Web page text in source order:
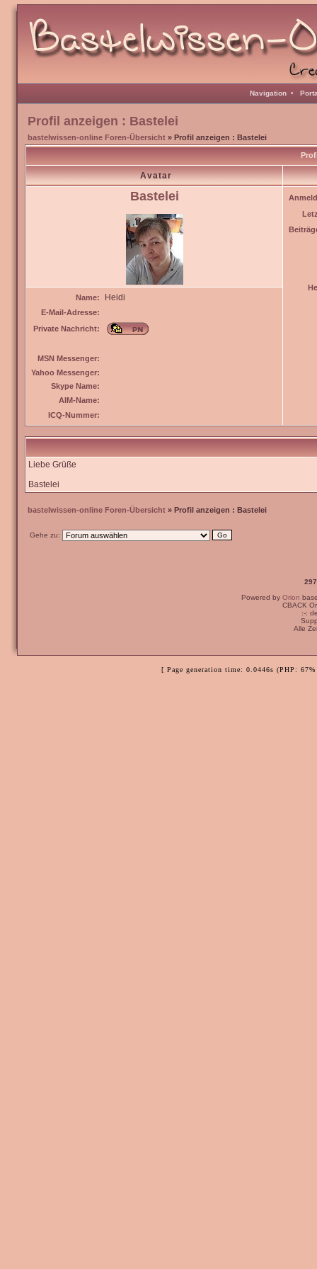
Navigation •
Profil anzeigen : Bastelei
bastelwissen-online Foren-Übersicht » Profil anzeigen : Bastelei
Avatar
Bastelei
Name:
Heidi
E-Mail-Adresse:
Private Nachricht:
MSN Messenger:
Yahoo Messenger:
Skype Name:
AIM-Name:
ICQ-Nummer:
Liebe Grüße
Bastelei
bastelwissen-online Foren-Übersicht » Profil anzeigen : Bastelei
Gehe zu:
Powered by Orion
CBACK
:-:
Alle
[ Page generation time: 0.0446s (PHP: